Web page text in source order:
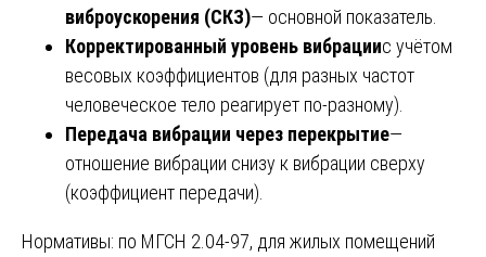
виброускорения (СКЗ)— основной показатель.
Корректированный уровень вибрациис учётом
весовых коэффициентов (для разных частот
человеческое тело реагирует по-разному).
Передача вибрации через перекрытие—
отношение вибрации снизу к вибрации сверху
(коэффициент передачи).
Нормативы: по МГСН 2.04-97, для жилых помещений